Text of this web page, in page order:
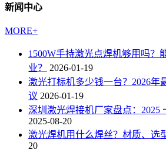
新闻中心
MORE+
1500W手持激光点焊机够用吗？
业？
2026-01-19
激光打标机多少钱一台？2026年
议 2026-01-19
深圳激光焊接机厂家盘点：2025
2025-08-20
激光焊机用什么焊丝？材质、选
20